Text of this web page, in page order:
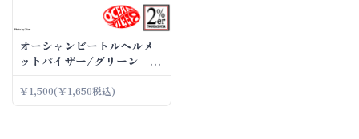
オーシャンビートルヘルメ
ットバイザー/グリーン
￥1,500(￥1,650税込)